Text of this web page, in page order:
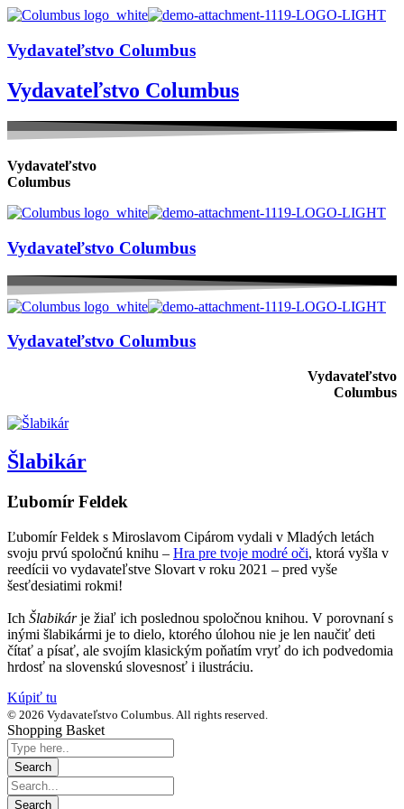
Vydavateľstvo Columbus
Vydavateľstvo Columbus
Vydavateľstvo
Columbus
Vydavateľstvo Columbus
Vydavateľstvo Columbus
Vydavateľstvo
Columbus
Šlabikár
Ľubomír Feldek
Ľubomír Feldek s Miroslavom Cipárom vydali v Mladých letách
svoju prvú spoločnú knihu – Hra pre tvoje modré oči, ktorá vyšla v
reedícii vo vydavateľstve Slovart v roku 2021 – pred vyše
šesťdesiatimi rokmi!
Ich Šlabikárje žiaľ ich poslednou spoločnou knihou. V porovnaní s
inými šlabikármi je to dielo, ktorého úlohou nie je len naučiť deti
čítať a písať, ale svojím klasickým poňatím vryť do ich podvedomia
hrdosť na slovenskú slovesnosť i ilustráciu.
Kúpiť tu
© 2026 Vydavateľstvo Columbus. All rights reserved.
Shopping Basket